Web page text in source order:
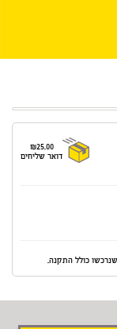
₪25.00
דואר שליחים
כולל התקנה.